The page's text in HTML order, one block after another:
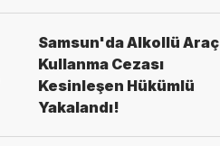
Samsun'da Alkollü Araç
Kullanma Cezası
Kesinleşen Hükümlü
Yakalandı!